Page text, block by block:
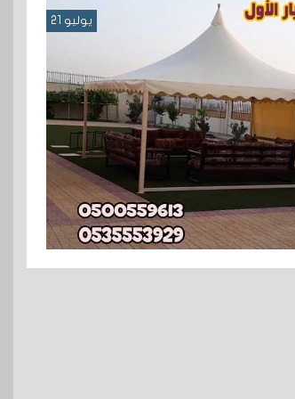
يوليو 21